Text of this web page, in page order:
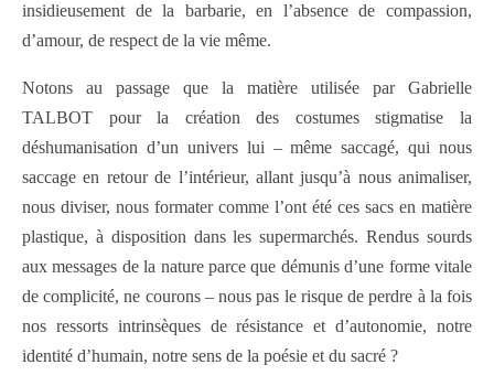
insidieusement de la barbarie, en l’absence de compassion,
d’amour, de respect de la vie même.
Notons au passage que la matière utilisée par Gabrielle
TALBOT pour la création des costumes stigmatise la
déshumanisation d’un univers lui – même saccagé, qui nous
saccage en retour de l’intérieur, allant jusqu’à nous animaliser,
nous diviser, nous formater comme l’ont été ces sacs en matière
plastique, à disposition dans les supermarchés. Rendus sourds
aux messages de la nature parce que démunis d’une forme vitale
de complicité, ne courons – nous pas le risque de perdre à la fois
nos ressorts intrinsèques de résistance et d’autonomie, notre
identité d’humain, notre sens de la poésie et du sacré ?